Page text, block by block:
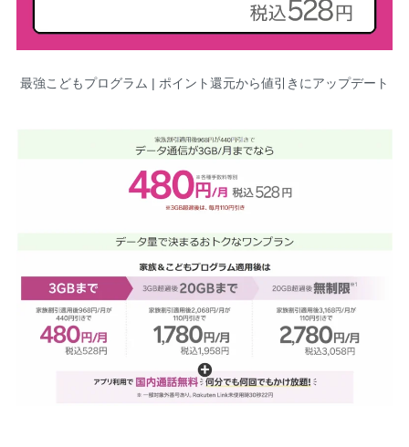
最強こどもプログラム | ポイント還元から値引きにアップデート